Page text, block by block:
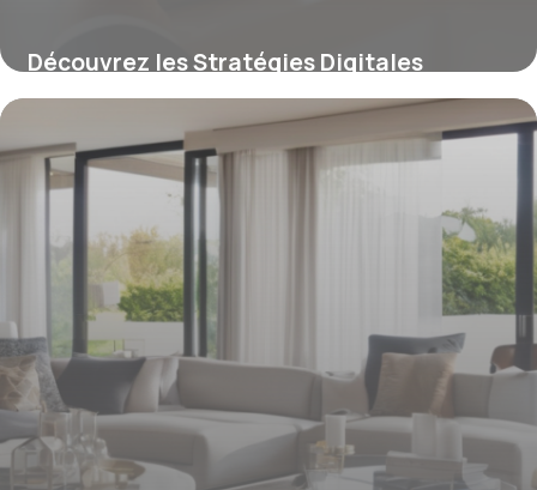
Découvrez les Stratégies Digitales
Pionnières qui Boostent la Visibilité de
votre Bien Immobilier
16 juin 2026